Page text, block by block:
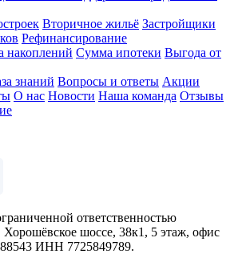
Вторичное жильё Застройщики
Рефинансирование
накоплений Сумма ипотеки Выгода от
знаний Вопросы и ответы Акции
О нас Новости Наша команда Отзывы
ответственностью
шоссе, 38к1, 5 этаж, офис
ИНН 7725849789.